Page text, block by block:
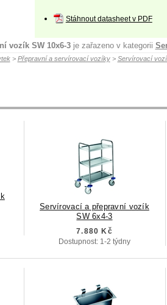
Stáhnout datasheet v PDF
vozík SW 10x6-3je zařazeno v kategorii
> Přepravní a servírovací vozíky> Servírovací
Servírovací a přepravní vozík
SW 6x4-3
7.880 Kč
Dostupnost: 1-2 týdny